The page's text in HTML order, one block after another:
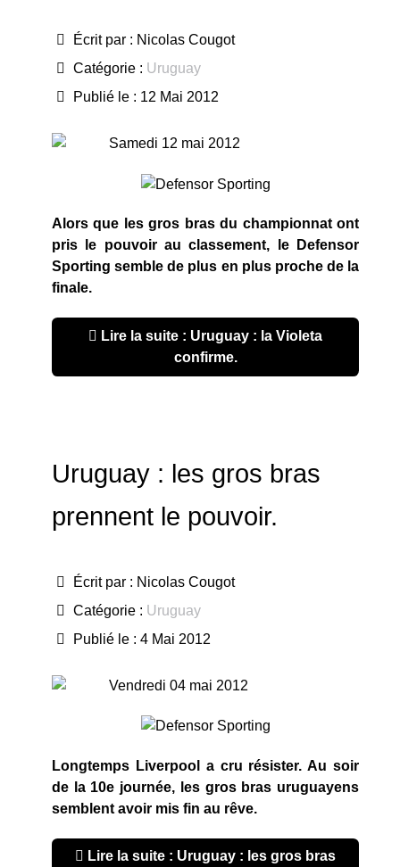
Écrit par : Nicolas Cougot
Catégorie : Uruguay
Publié le : 12 Mai 2012
Samedi 12 mai 2012
Alors que les gros bras du championnat ont
pris le pouvoir au classement, le Defensor
Sporting semble de plus en plus proche de la
finale.
Lire la suite : Uruguay : la Violeta
confirme.
Uruguay : les gros bras
prennent le pouvoir.
Écrit par : Nicolas Cougot
Catégorie : Uruguay
Publié le : 4 Mai 2012
Vendredi 04 mai 2012
Longtemps Liverpool a cru résister. Au soir
de la 10e journée, les gros bras uruguayens
semblent avoir mis fin au rêve.
Lire la suite : Uruguay : les gros bras